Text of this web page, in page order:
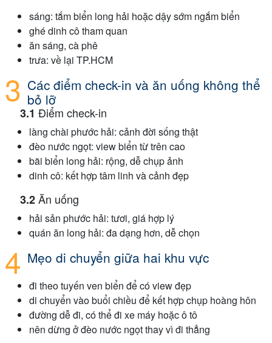
sáng: tắm biển long hải hoặc dậy sớm ngắm biển
ghé dinh cô tham quan
ăn sáng, cà phê
trưa: về lại TP.HCM
Các điểm check-in và ăn uống không thể
bỏ lỡ
Điểm check-in
làng chài phước hải: cảnh đời sống thật
đèo nước ngọt: view biển từ trên cao
bãi biển long hải: rộng, dễ chụp ảnh
dinh cô: kết hợp tâm linh và cảnh đẹp
Ăn uống
hải sản phước hải: tươi, giá hợp lý
quán ăn long hải: đa dạng hơn, dễ chọn
Mẹo di chuyển giữa hai khu vực
đi theo tuyến ven biển để có view đẹp
di chuyển vào buổi chiều để kết hợp chụp hoàng hôn
đường dễ đi, có thể đi xe máy hoặc ô tô
nên dừng ở đèo nước ngọt thay vì đi thẳng